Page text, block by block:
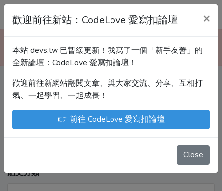
Devs.tw 寫程式討論區
請到新網站「CodeLove 愛寫扣論壇」！
Devs.tw 是讓工程師寫筆記、網誌的平台。歡迎
您隨手紀錄、寫作，方便日後搜尋！
尤川豪
Enoxs
chenjenping
貼文分類
歡迎前往新站：CodeLove 愛寫扣論壇 ×
本站 devs.tw 已暫緩更新！我寫了一個「新手友善」的
全新論壇：CodeLove 愛寫扣論壇！
歡迎前往新網站翻閱文章、與大家交流、分享、互相打
氣、一起學習、一起成長！
👉 前往 CodeLove 愛寫扣論壇
Close